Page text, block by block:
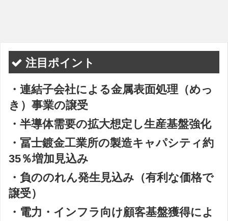
注目ポイント
・連結子会社による金属表面処理（めっ
き）事業の譲受
・半導体需要の拡大想定し生産基盤強化
・冨士鍍金工業所の製造キャパシティ約
35％増加見込み
・負ののれん発生見込み（有利な価格で
譲受）
・電力・インフラ向け顧客基盤獲得によ